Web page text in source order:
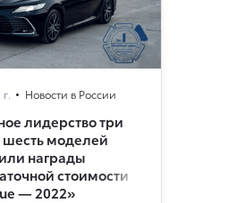
Новости в России
лидерство три
шесть моделей
награды
стоимости
— 2022»